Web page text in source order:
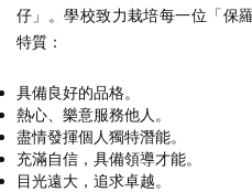
仔」。學校致力栽培每一位「保
特質：
具備良好的品格。
熱心、樂意服務他人。
盡情發揮個人獨特潛能。
充滿自信，具備領導才能。
目光遠大，追求卓越。